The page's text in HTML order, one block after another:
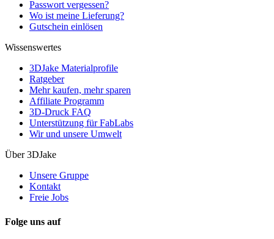
Passwort vergessen?
Wo ist meine Lieferung?
Gutschein einlösen
Wissenswertes
3DJake Materialprofile
Ratgeber
Mehr kaufen, mehr sparen
Affiliate Programm
3D-Druck FAQ
Unterstützung für FabLabs
Wir und unsere Umwelt
Über 3DJake
Unsere Gruppe
Kontakt
Freie Jobs
Folge uns auf